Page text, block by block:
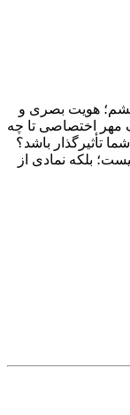
قشم؛ هویت بصری و
مهر اختصاصی تا چه
تأثیرگذار باشد؟
بلکه نمادی از